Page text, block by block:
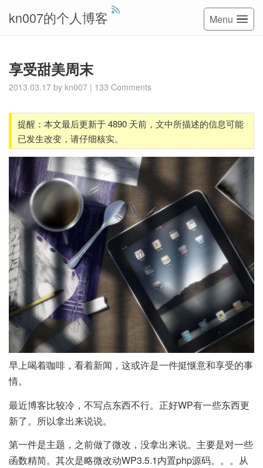
kn007的个人博客 Menu
享受甜美周末
2013.03.17 by kn007 | 133 Comments
提醒：本文最后更新于 4890 天前，文中所描述的信息可能
已发生改变，请仔细核实。
早上喝着咖啡，看着新闻，这或许是一件挺惬意和享受的事
情。
最近博客比较冷，不写点东西不行。正好WP有一些东西更
新了。所以拿出来说说。
第一件是主题，之前做了微改，没拿出来说。主要是对一些
函数精简。其次是略微改动WP3.5.1内置php源码。。。从